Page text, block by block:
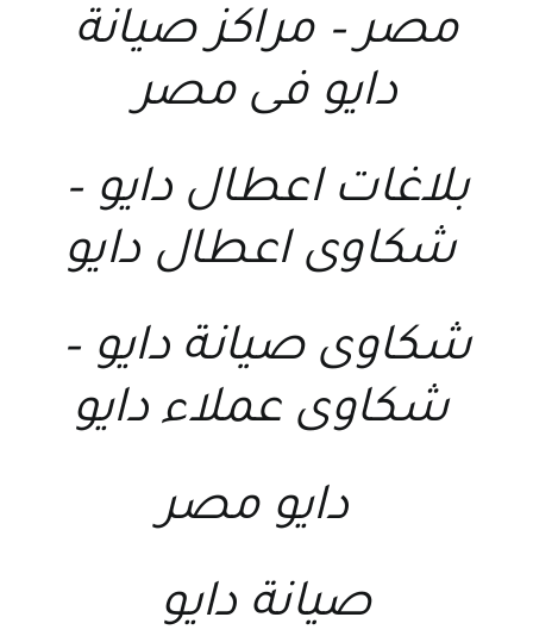
مصر–مراكز صيانة
دايو فى مصر
بلاغات اعطال دايو –
شكاوى اعطال دايو
شكاوى صيانة دايو –
شكاوى عملاء دايو
دايو مصر
صيانة دايو